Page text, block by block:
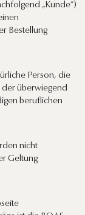
„Kunde“)
Bestellung
Person, die
der überwiegend
beruflichen
nicht
Geltung